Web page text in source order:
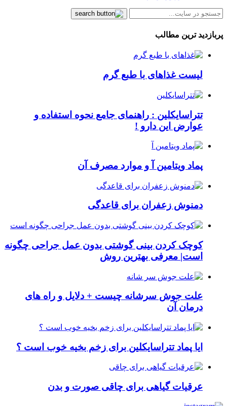
پربازدید ترین مطالب
لیست غذاهای با طبع گرم
تتراسایکلین : راهنمای جامع نحوه استفاده و
عوارض این دارو !
پماد ویتامین آ و موارد مصرف آن
دمنوش زعفران برای قاعدگی
کوچک کردن بینی گوشتی بدون عمل جراحی چگونه
است| معرفی بهترین روش
علت جوش سرشانه چیست + دلایل و راه های
درمان آن
ایا پماد تتراسایکلین برای زخم بخیه خوب است ؟
عرقیات گیاهی برای چاقی صورت و بدن